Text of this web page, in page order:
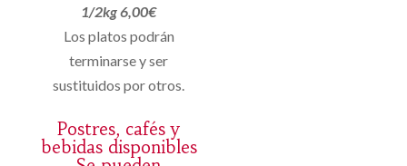
1/2kg 6,00€
Los platos podrán
terminarse y ser
sustituidos por otros.
Postres, cafés y
bebidas disponibles